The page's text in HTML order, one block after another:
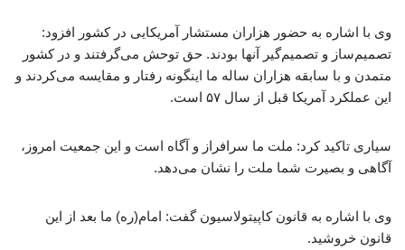
وی با اشاره به حضور هزاران مستشار آمریکایی در کشور افزود:
تصمیم‌ساز و تصمیم‌گیر آنها بودند. حق توحش می‌گرفتند و در کشور
متمدن و با سابقه هزاران ساله ما اینگونه رفتار و مقایسه می‌کردند و
این عملکرد آمریکا قبل از سال ۵۷ است.
سیاری تاکید کرد: ملت ما سرافراز و آگاه است و این جمعیت امروز،
آگاهی و بصیرت شما ملت را نشان می‌دهد.
وی با اشاره به قانون کاپیتولاسیون گفت: امام(ره) ما بعد از این
قانون خروشید.